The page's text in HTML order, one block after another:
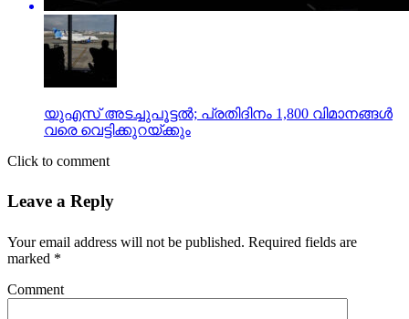
യുഎസ് അടച്ചുപൂട്ടല്‍; പ്രതിദിനം 1,800 വിമാനങ്ങള്‍
വരെ വെട്ടിക്കുറയ്ക്കും
Click to comment
Leave a Reply
Your email address will not be published. Required fields are
marked *
Comment